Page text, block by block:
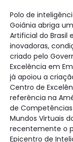
Polo de
Goiânia abriga
Artificial do Brasil
inovadoras,
criado pelo
Excelência em
já apoiou a
Centro de
referência na
de
Mundos Virtuais
recentemente o
Epicentro de